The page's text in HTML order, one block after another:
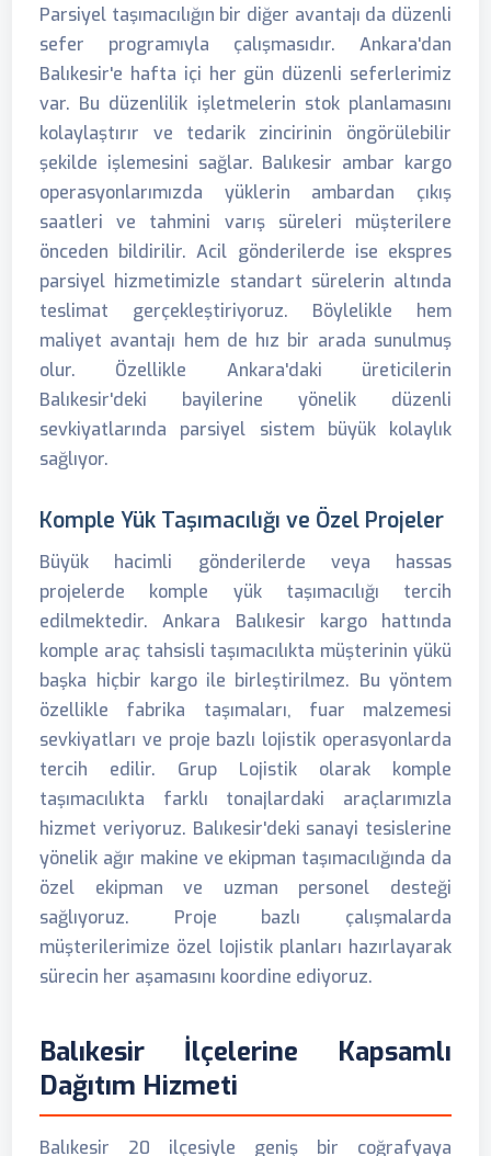
Parsiyel taşımacılığın bir diğer avantajı da düzenli
sefer programıyla çalışmasıdır. Ankara'dan
Balıkesir'e hafta içi her gün düzenli seferlerimiz
var. Bu düzenlilik işletmelerin stok planlamasını
kolaylaştırır ve tedarik zincirinin öngörülebilir
şekilde işlemesini sağlar. Balıkesir ambar kargo
operasyonlarımızda yüklerin ambardan çıkış
saatleri ve tahmini varış süreleri müşterilere
önceden bildirilir. Acil gönderilerde ise ekspres
parsiyel hizmetimizle standart sürelerin altında
teslimat gerçekleştiriyoruz. Böylelikle hem
maliyet avantajı hem de hız bir arada sunulmuş
olur. Özellikle Ankara'daki üreticilerin
Balıkesir'deki bayilerine yönelik düzenli
sevkiyatlarında parsiyel sistem büyük kolaylık
sağlıyor.
Komple Yük Taşımacılığı ve Özel Projeler
Büyük hacimli gönderilerde veya hassas
projelerde komple yük taşımacılığı tercih
edilmektedir. Ankara Balıkesir kargo hattında
komple araç tahsisli taşımacılıkta müşterinin yükü
başka hiçbir kargo ile birleştirilmez. Bu yöntem
özellikle fabrika taşımaları, fuar malzemesi
sevkiyatları ve proje bazlı lojistik operasyonlarda
tercih edilir. Grup Lojistik olarak komple
taşımacılıkta farklı tonajlardaki araçlarımızla
hizmet veriyoruz. Balıkesir'deki sanayi tesislerine
yönelik ağır makine ve ekipman taşımacılığında da
özel ekipman ve uzman personel desteği
sağlıyoruz. Proje bazlı çalışmalarda
müşterilerimize özel lojistik planları hazırlayarak
sürecin her aşamasını koordine ediyoruz.
Balıkesir İlçelerine Kapsamlı
Dağıtım Hizmeti
Balıkesir 20 ilçesiyle geniş bir coğrafyaya